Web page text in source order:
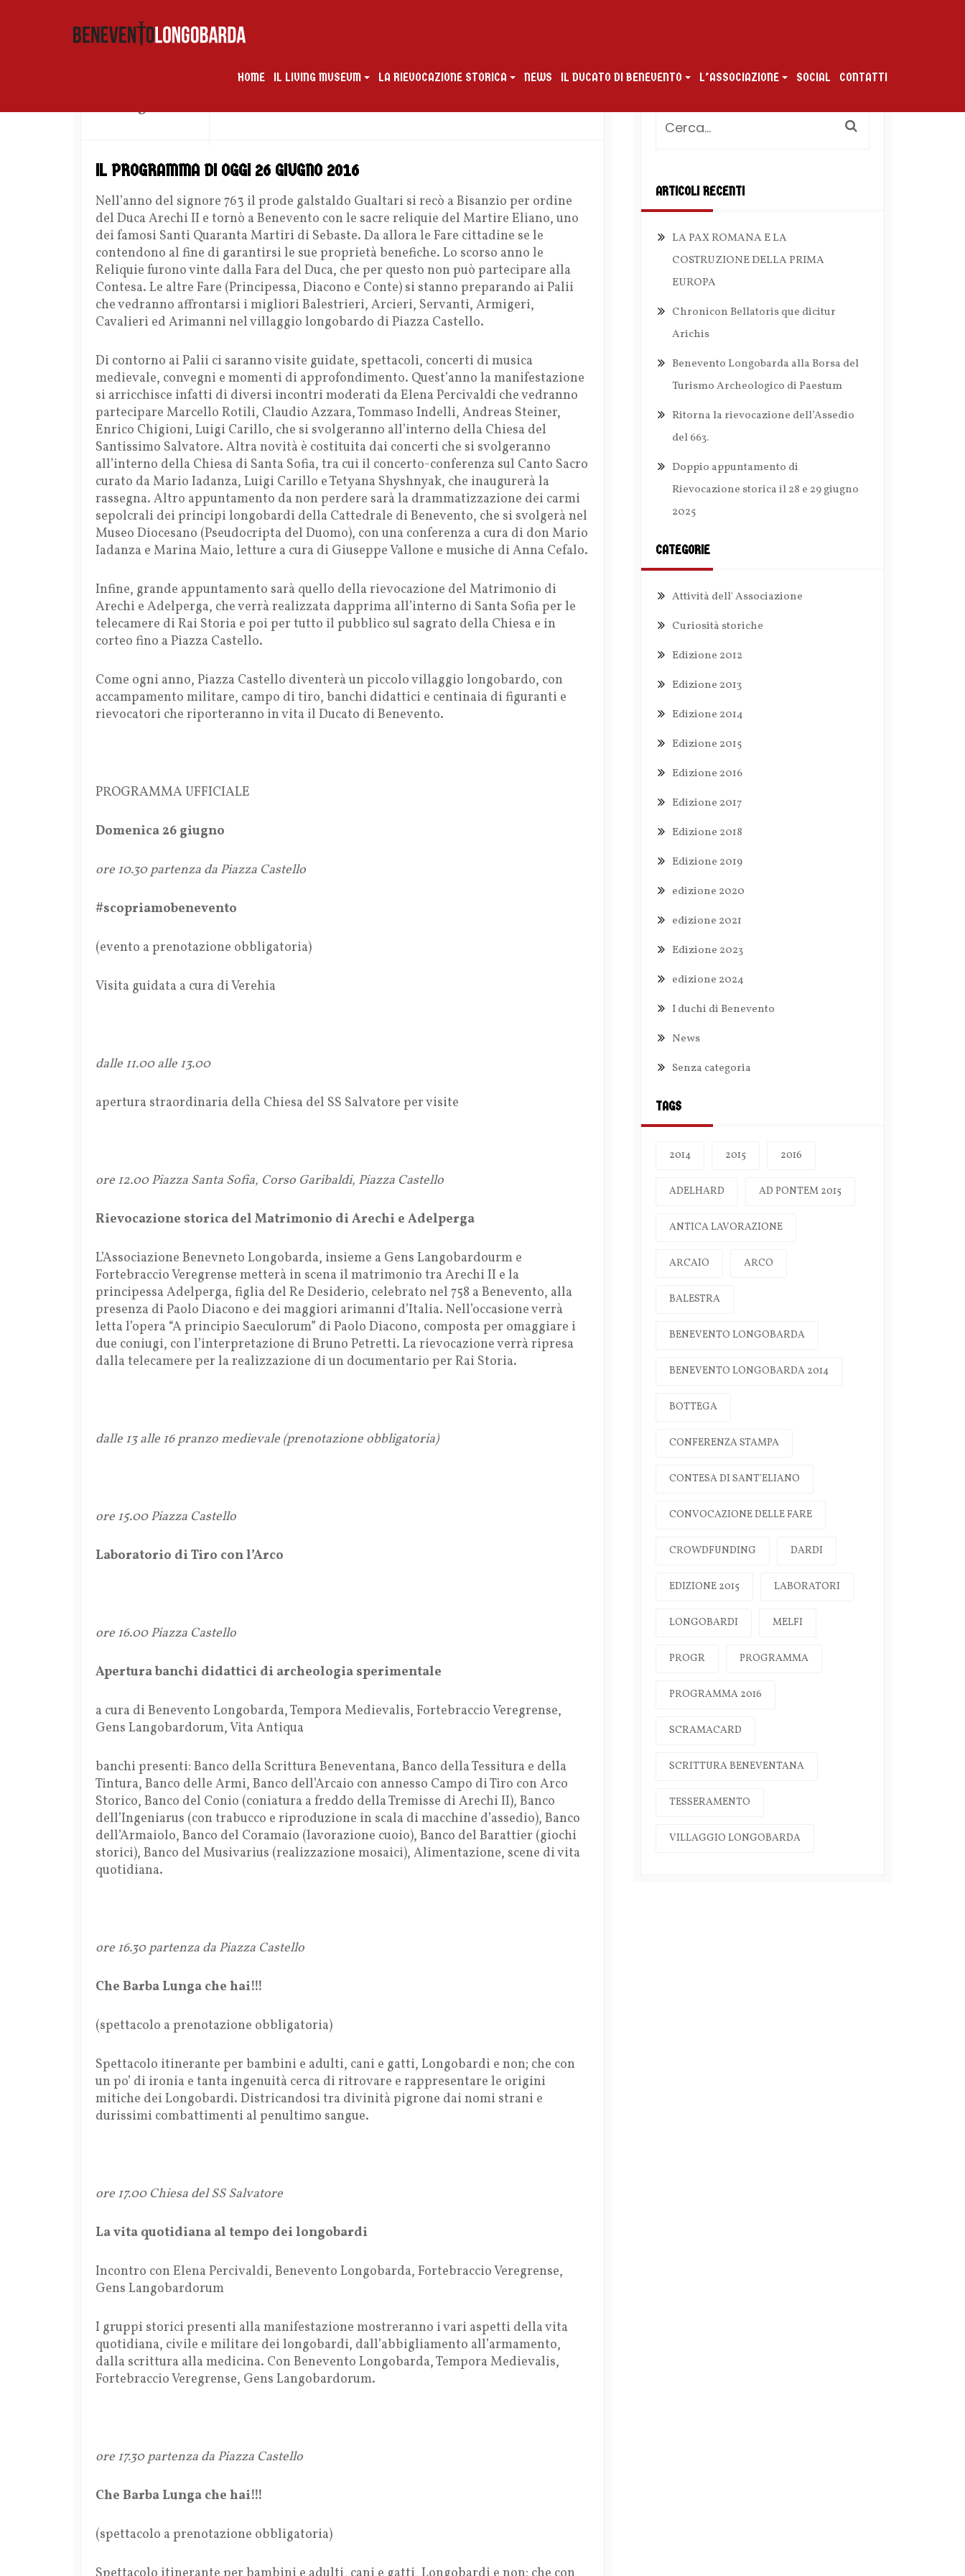
HOME IL LIVING MUSEUM LA RIEVOCAZIONE STORICA NEWS IL DUCATO DI BENEVENTO L’ASSOCIAZIONE SOCIAL CONTATTI
26 Giugno 2016
IL PROGRAMMA DI OGGI 26 GIUGNO 2016
Nell’anno del signore 763 il prode galstaldo Gualtari si recò a Bisanzio per ordine
del Duca Arechi II e tornò a Benevento con le sacre reliquie del Martire Eliano, uno
dei famosi Santi Quaranta Martiri di Sebaste. Da allora le Fare cittadine se le
contendono al fine di garantirsi le sue proprietà benefiche. Lo scorso anno le
Reliquie furono vinte dalla Fara del Duca, che per questo non può partecipare alla
Contesa. Le altre Fare (Principessa, Diacono e Conte) si stanno preparando ai Palii
che vedranno affrontarsi i migliori Balestrieri, Arcieri, Servanti, Armigeri,
Cavalieri ed Arimanni nel villaggio longobardo di Piazza Castello.
Di contorno ai Palii ci saranno visite guidate, spettacoli, concerti di musica
medievale, convegni e momenti di approfondimento. Quest’anno la manifestazione
si arricchisce infatti di diversi incontri moderati da Elena Percivaldi che vedranno
partecipare Marcello Rotili, Claudio Azzara, Tommaso Indelli, Andreas Steiner,
Enrico Chigioni, Luigi Carillo, che si svolgeranno all’interno della Chiesa del
Santissimo Salvatore. Altra novità è costituita dai concerti che si svolgeranno
all’interno della Chiesa di Santa Sofia, tra cui il concerto-conferenza sul Canto Sacro
curato da Mario Iadanza, Luigi Carillo e Tetyana Shyshnyak, che inaugurerà la
rassegna. Altro appuntamento da non perdere sarà la drammatizzazione dei carmi
sepolcrali dei principi longobardi della Cattedrale di Benevento, che si svolgerà nel
Museo Diocesano (Pseudocripta del Duomo), con una conferenza a cura di don Mario
Iadanza e Marina Maio, letture a cura di Giuseppe Vallone e musiche di Anna Cefalo.
Infine, grande appuntamento sarà quello della rievocazione del Matrimonio di
Arechi e Adelperga, che verrà realizzata dapprima all’interno di Santa Sofia per le
telecamere di Rai Storia e poi per tutto il pubblico sul sagrato della Chiesa e in
corteo fino a Piazza Castello.
Come ogni anno, Piazza Castello diventerà un piccolo villaggio longobardo, con
accampamento militare, campo di tiro, banchi didattici e centinaia di figuranti e
rievocatori che riporteranno in vita il Ducato di Benevento.
PROGRAMMA UFFICIALE
Domenica 26 giugno
ore 10.30 partenza da Piazza Castello
#scopriamobenevento
(evento a prenotazione obbligatoria)
Visita guidata a cura di Verehia
dalle 11.00 alle 13.00
apertura straordinaria della Chiesa del SS Salvatore per visite
ore 12.00 Piazza Santa Sofia, Corso Garibaldi, Piazza Castello
Rievocazione storica del Matrimonio di Arechi e Adelperga
L’Associazione Benevneto Longobarda, insieme a Gens Langobardourm e
Fortebraccio Veregrense metterà in scena il matrimonio tra Arechi II e la
principessa Adelperga, figlia del Re Desiderio, celebrato nel 758 a Benevento, alla
presenza di Paolo Diacono e dei maggiori arimanni d’Italia. Nell’occasione verrà
letta l’opera “A principio Saeculorum” di Paolo Diacono, composta per omaggiare i
due coniugi, con l’interpretazione di Bruno Petretti. La rievocazione verrà ripresa
dalla telecamere per la realizzazione di un documentario per Rai Storia.
dalle 13 alle 16 pranzo medievale (prenotazione obbligatoria)
ore 15.00 Piazza Castello
Laboratorio di Tiro con l’Arco
ore 16.00 Piazza Castello
Apertura banchi didattici di archeologia sperimentale
a cura di Benevento Longobarda, Tempora Medievalis, Fortebraccio Veregrense,
Gens Langobardorum, Vita Antiqua
banchi presenti: Banco della Scrittura Beneventana, Banco della Tessitura e della
Tintura, Banco delle Armi, Banco dell’Arcaio con annesso Campo di Tiro con Arco
Storico, Banco del Conio (coniatura a freddo della Tremisse di Arechi II), Banco
dell’Ingeniarus (con trabucco e riproduzione in scala di macchine d’assedio), Banco
dell’Armaiolo, Banco del Coramaio (lavorazione cuoio), Banco del Barattier (giochi
storici), Banco del Musivarius (realizzazione mosaici), Alimentazione, scene di vita
quotidiana.
ore 16.30 partenza da Piazza Castello
Che Barba Lunga che hai!!!
(spettacolo a prenotazione obbligatoria)
Spettacolo itinerante per bambini e adulti, cani e gatti, Longobardi e non; che con
un po’ di ironia e tanta ingenuità cerca di ritrovare e rappresentare le origini
mitiche dei Longobardi. Districandosi tra divinità pigrone dai nomi strani e
durissimi combattimenti al penultimo sangue.
ore 17.00 Chiesa del SS Salvatore
La vita quotidiana al tempo dei longobardi
Incontro con Elena Percivaldi, Benevento Longobarda, Fortebraccio Veregrense,
Gens Langobardorum
I gruppi storici presenti alla manifestazione mostreranno i vari aspetti della vita
quotidiana, civile e militare dei longobardi, dall’abbigliamento all’armamento,
dalla scrittura alla medicina. Con Benevento Longobarda, Tempora Medievalis,
Fortebraccio Veregrense, Gens Langobardorum.
ore 17.30 partenza da Piazza Castello
Che Barba Lunga che hai!!!
(spettacolo a prenotazione obbligatoria)
ARTICOLI RECENTI
LA PAX ROMANA E LA
COSTRUZIONE DELLA PRIMA
EUROPA
Chronicon Bellatoris que dicitur
Arichis
Benevento Longobarda alla Borsa del
Turismo Archeologico di Paestum
Ritorna la rievocazione dell’Assedio
del 663.
Doppio appuntamento di
Rievocazione storica il 28 e 29 giugno
2025
CATEGORIE
Attività dell' Associazione
Curiosità storiche
Edizione 2012
Edizione 2013
Edizione 2014
Edizione 2015
Edizione 2016
Edizione 2017
Edizione 2018
Edizione 2019
edizione 2020
edizione 2021
Edizione 2023
edizione 2024
I duchi di Benevento
News
Senza categoria
TAGS
2014 2015 2016
ADELHARD AD PONTEM 2015
ANTICA LAVORAZIONE
ARCAIO ARCO
BALESTRA
BENEVENTO LONGOBARDA
BENEVENTO LONGOBARDA 2014
BOTTEGA
CONFERENZA STAMPA
CONTESA DI SANT'ELIANO
CONVOCAZIONE DELLE FARE
CROWDFUNDING DARDI
EDIZIONE 2015 LABORATORI
LONGOBARDI MELFI
PROGR PROGRAMMA
PROGRAMMA 2016
SCRAMACARD
SCRITTURA BENEVENTANA
TESSERAMENTO
VILLAGGIO LONGOBARDA